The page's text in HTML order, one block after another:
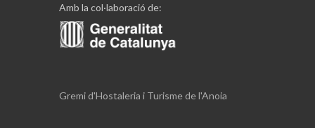
Amb la col·laboració de:
Gremi d'Hostaleria i Turisme de l'Anoia